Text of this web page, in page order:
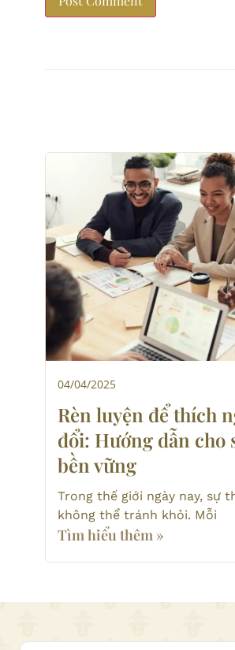
Rèn luyện để thích
đổi: Hướng dẫn cho
bền vững
04/04/2025
Trong thế giới ngày nay, sự
không thể tránh khỏi. Mỗi
Tìm hiểu thêm »